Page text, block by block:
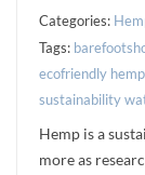
Categories:
Tags:
ecofriendly hemp
sustainability
Hemp is a
more as